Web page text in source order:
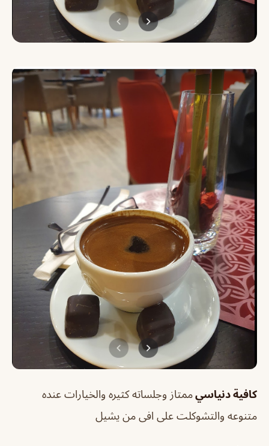
كافية دنياسيممتاز وجلساته كثيره والخيارات عنده
متنوعه والتشوكلت على افى من يشيل